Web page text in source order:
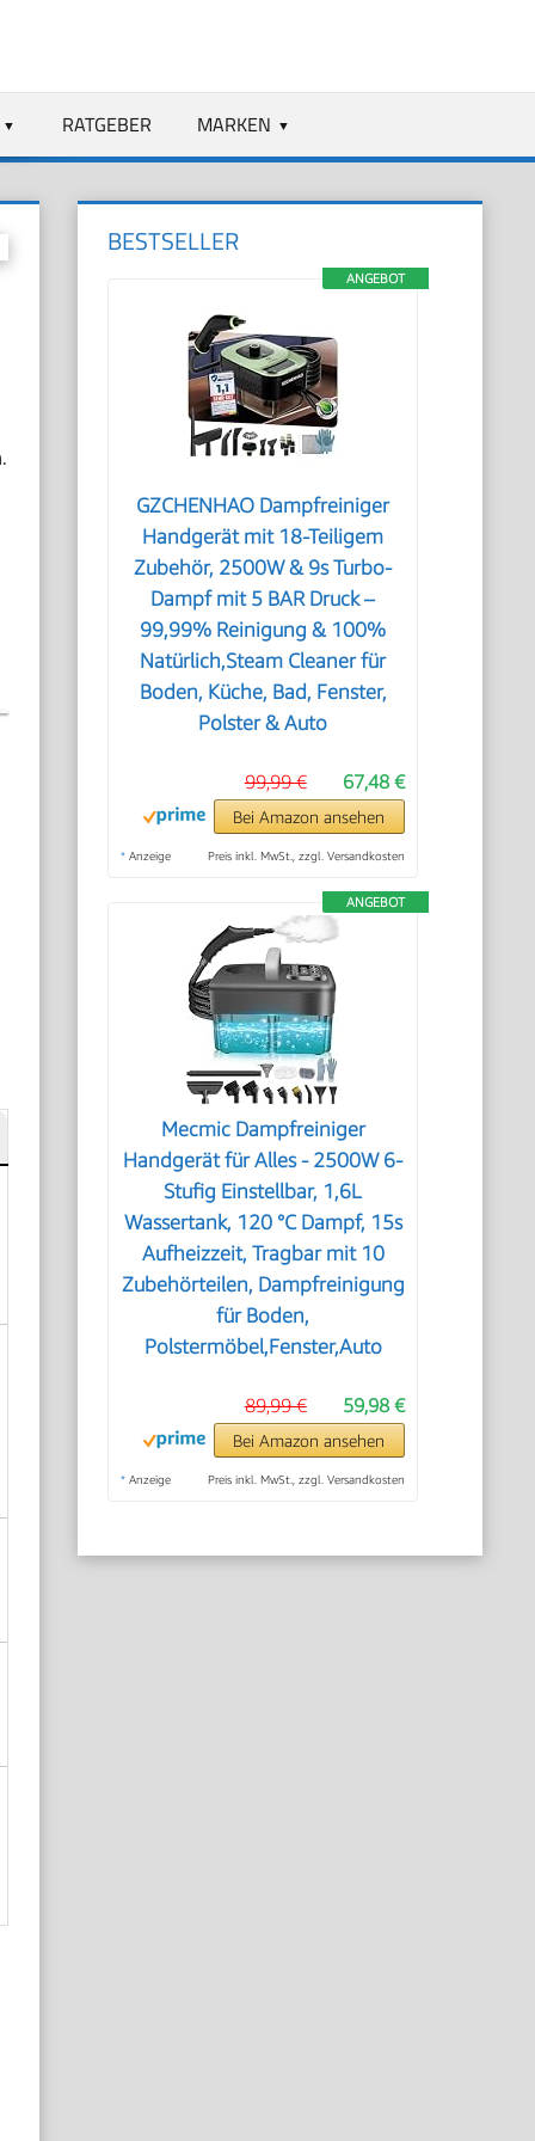
RATGEBER MARKEN
BESTSELLER
ANGEBOT
GZCHENHAO Dampfreiniger
Handgerät mit 18-Teiligem
Zubehör, 2500W & 9s Turbo-
Dampf mit 5 BAR Druck –
99,99% Reinigung & 100%
Natürlich,Steam Cleaner für
Boden, Küche, Bad, Fenster,
Polster & Auto
67,48 €
99,99 €
Bei Amazon ansehen
* Anzeige Preis inkl. MwSt., zzgl. Versandkosten
ANGEBOT
Mecmic Dampfreiniger
Handgerät für Alles - 2500W 6-
Stufig Einstellbar, 1,6L
Wassertank, 120 °C Dampf, 15s
Aufheizzeit, Tragbar mit 10
Zubehörteilen, Dampfreinigung
für Boden,
Polstermöbel,Fenster,Auto
59,98 €
89,99 €
Bei Amazon ansehen
* Anzeige Preis inkl. MwSt., zzgl. Versandkosten